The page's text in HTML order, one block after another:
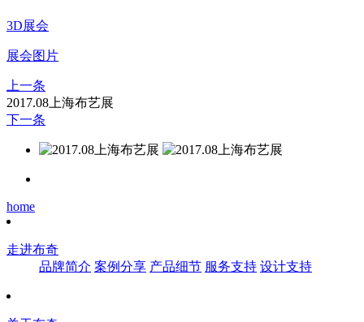
3D展会
展会图片
上一条
2017.08上海布艺展
下一条
home
走进布奇
品牌简介 案例分享 产品细节 服务支持 设计支持